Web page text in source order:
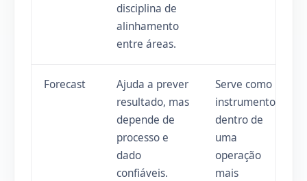
disciplina de
alinhamento
entre áreas.
Forecast
Ajuda a prever
resultado, mas
depende de
processo e
dado
confiáveis.
Serve como
instrumento
dentro de
uma
operação
mais